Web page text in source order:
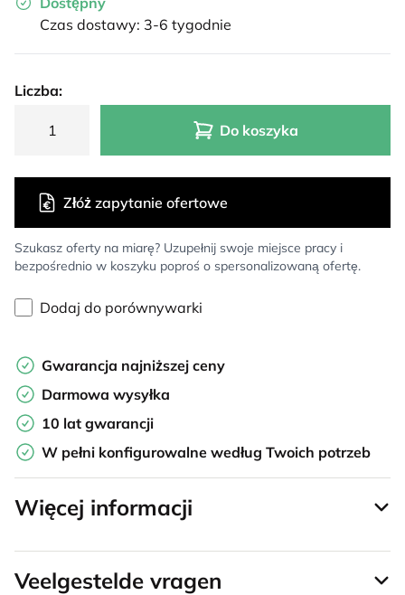
Czas dostawy: 3-6 tygodnie
Liczba:
Do koszyka
Szukasz oferty na miarę? Uzupełnij swoje miejsce pracy i
bezpośrednio w koszyku poproś o spersonalizowaną ofertę.
Złóż zapytanie ofertowe
Dodaj do porównywarki
Gwarancja najniższej ceny
Darmowa wysyłka
10 lat gwarancji
W pełni konfigurowalne według Twoich potrzeb
Więcej informacji
Veelgestelde vragen